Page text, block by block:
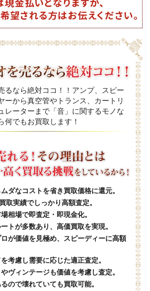
るなら絶対ココ！！アンプ、スピー
ーから真空管やトランス、カートリ
レーターまで「音」に関するモノな
何でもお買取します！
ダなコストを省き買取価格に還元。
取実績でしっかり高額査定。
相場で即査定・即現金化。
トが多数あり、高価買取を実現。
が価値を見極め、スピーディーに高額
考慮し需要に応じた適正査定。
ヴィンテージも価値を考慮し査定。
ので壊れていても買取可能。